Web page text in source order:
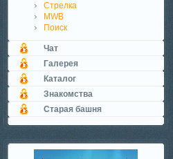
Стрелка
MWB
Поиск
Чат
Галерея
Каталог
Знакомства
Старая башня